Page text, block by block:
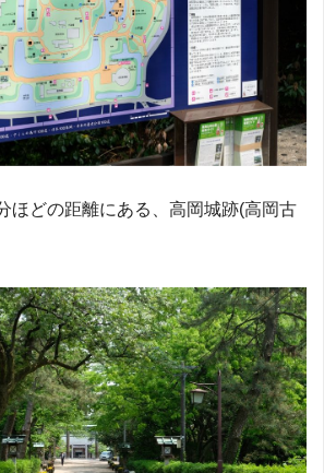
ほどの距離にある、高岡城跡(高岡古